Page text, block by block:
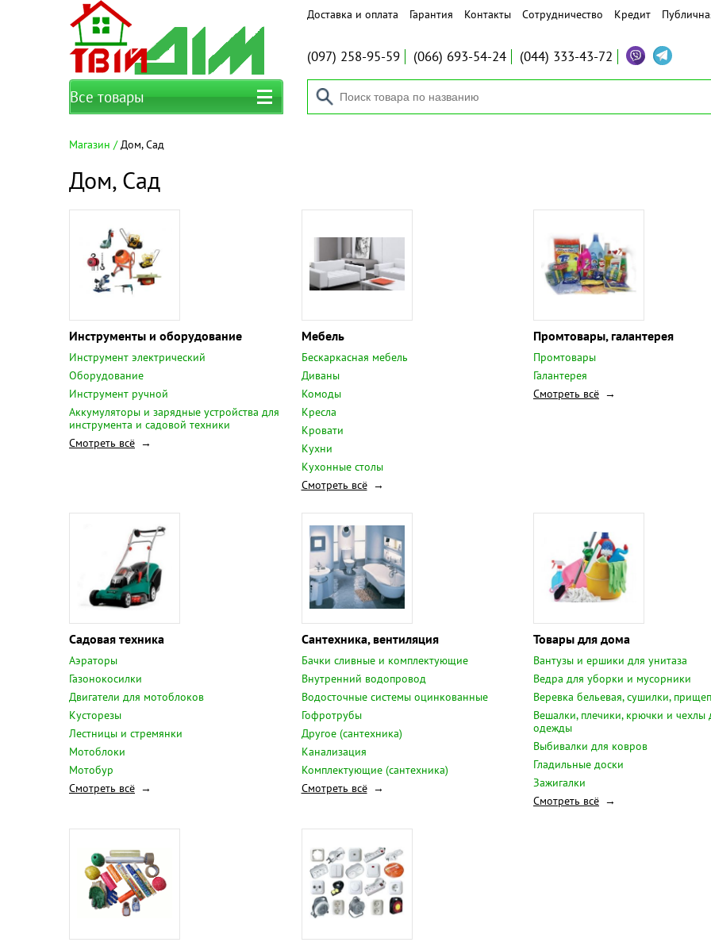
Доставка и оплата Гарантия Контакты Сотрудничество Кредит
(097) 258-95-59 (066) 693-54-24 (044) 333-43-72
Все товары
Магазин Дом, Сад
Дом, Сад
Инструменты и оборудование
Инструмент электрический
Оборудование
Инструмент ручной
Аккумуляторы и зарядные устройства для
инструмента и садовой техники
Смотреть всё
Мебель
Бескаркасная мебель
Диваны
Комоды
Кресла
Кровати
Кухни
Кухонные столы
Смотреть всё
Промтовары, галантерея
Промтовары
Галантерея
Смотреть всё
Садовая техника
Аэраторы
Газонокосилки
Двигатели для мотоблоков
Кусторезы
Лестницы и стремянки
Мотоблоки
Мотобур
Смотреть всё
Сантехника, вентиляция
Бачки сливные и комплектующие
Внутренний водопровод
Водосточные системы оцинкованные
Гофротрубы
Другое (сантехника)
Канализация
Комплектующие (сантехника)
Смотреть всё
Товары для дома
Вантузы и ершики для унитаза
Ведра для уборки и мусорники
Веревка бельевая, сушилки,
Вешалки, плечики, крючки и чехлы
одежды
Выбивалки для ковров
Гладильные доски
Зажигалки
Смотреть всё